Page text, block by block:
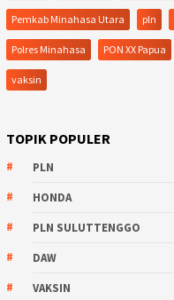
Pemkab Minahasa Utara pln
Polres Minahasa PON XX Papua
vaksin
TOPIK POPULER
PLN
HONDA
PLN SULUTTENGGO
DAW
VAKSIN